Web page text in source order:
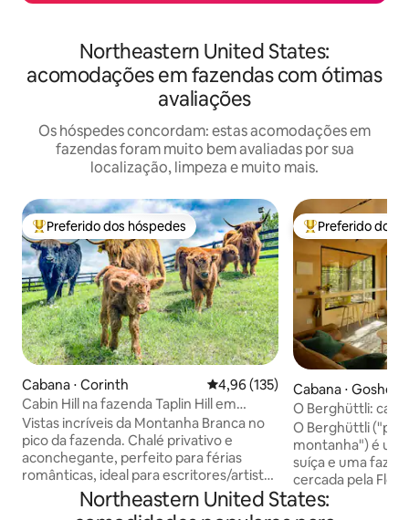
Northeastern United States:
acomodações em fazendas com ótimas
avaliações
Os hóspedes concordam: estas acomodações em
fazendas foram muito bem avaliadas por sua
localização, limpeza e muito mais.
Entre os melhores preferidos dos hóspedes
Preferido dos hóspedes
Cabana ⋅ Corinth 4,96 de uma avaliação média de
4,96 (135)
Cabin Hill na fazenda Taplin Hill em
Corinth, Vermont
Vistas incríveis da Montanha Branca no
pico da fazenda. Chalé privativo e
aconchegante, perfeito para férias
românticas, ideal para escritores/artistas
ou, como os proprietários, para
nômades que buscam a natureza para
Entre os
Preferido dos
Cabana ⋅ Goshen
O Berghüttli:
floresta
O Berghüttli
montanha") é um
suíça e uma
cercada pela
Goshen, VT (pop.
completamente
Northeastern United States: